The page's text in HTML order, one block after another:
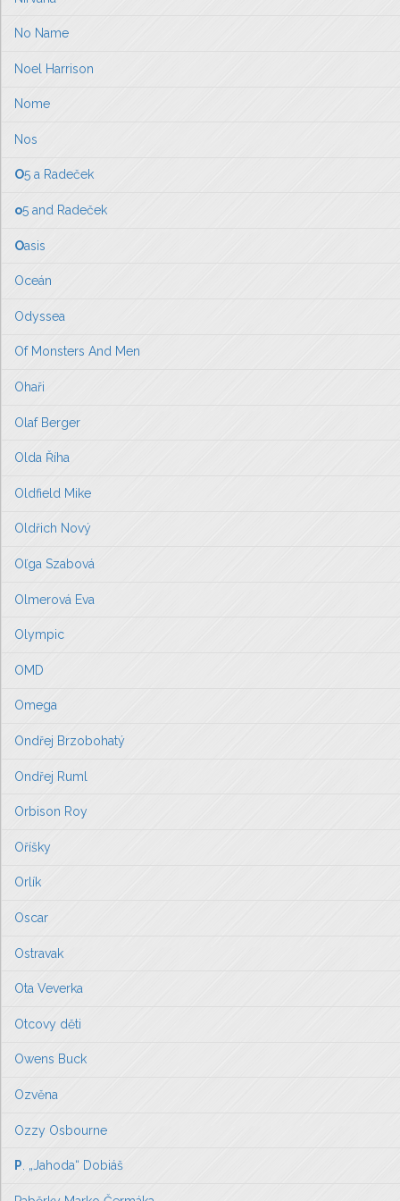
No Name
Noel Harrison
Nome
Nos
O5 a Radeček
o5 and Radeček
Oasis
Oceán
Odyssea
Of Monsters And Men
Ohaři
Olaf Berger
Olda Říha
Oldfield Mike
Oldřich Nový
Oľga Szabová
Olmerová Eva
Olympic
OMD
Omega
Ondřej Brzobohatý
Ondřej Ruml
Orbison Roy
Oříšky
Orlík
Oscar
Ostravak
Ota Veverka
Otcovy děti
Owens Buck
Ozvěna
Ozzy Osbourne
P . „Jahoda“ Dobiáš